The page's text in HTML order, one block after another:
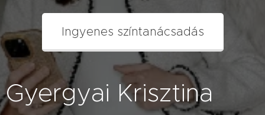
Ingyenes színtanácsadás
Gyergyai Krisztina